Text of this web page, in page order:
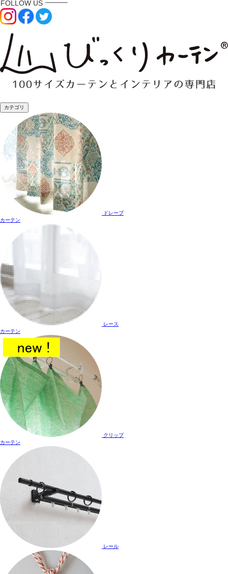
カテゴリ
ドレープ
カーテン
レース
カーテン
クリップ
カーテン
レール